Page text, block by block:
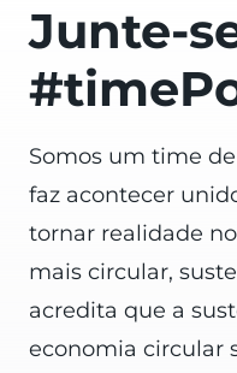
Junte-
Somos um time
faz acontecer
tornar realidade
mais circular,
acredita que a
economia circular